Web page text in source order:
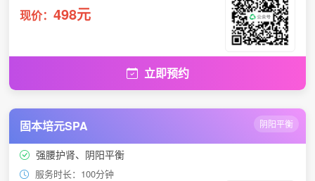
现价： 498元
立即预约
固本培元SPA 阴阳平衡
强腰护肾、阴阳平衡
服务时长：100分钟